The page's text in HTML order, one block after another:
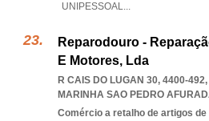
UNIPESSOAL...
Reparodouro -
E Motores, Lda
R CAIS DO LUGAN 30, 4400-492,
MARINHA SAO PEDRO
Comércio a retalho de artigos